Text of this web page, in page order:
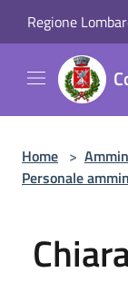
Regione
Home >
Personale